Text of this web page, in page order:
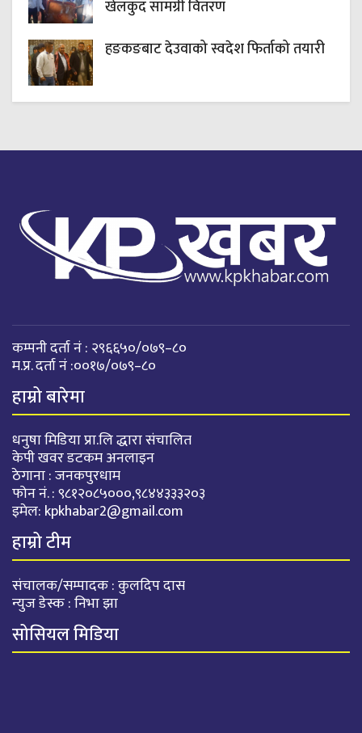
खेलकुद सामग्री वितरण
हङकङबाट देउवाको स्वदेश फिर्ताको तयारी
कम्पनी दर्ता नं : २९६६५०/०७९–८०
म.प्र. दर्ता नं :००१७/०७९–८०
हाम्रो बारेमा
धनुषा मिडिया प्रा.लि द्धारा संचालित
केपी खवर डटकम अनलाइन
ठेगाना : जनकपुरधाम
फोन नं. : ९८१२०८५०००,९८४४३३३२०३
इमेल: kpkhabar2@gmail.com
हाम्रो टीम
संचालक/सम्पादक : कुलदिप दास
न्युज डेस्क : निभा झा
सोसियल मिडिया